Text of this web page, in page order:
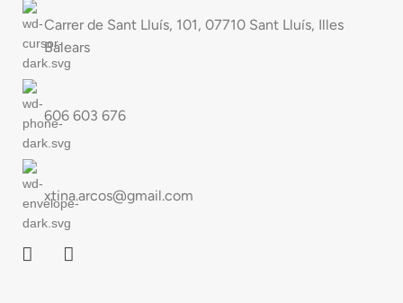
Carrer de Sant Lluís, 101, 07710 Sant Lluís, Illes
Balears
606 603 676
xtina.arcos@gmail.com